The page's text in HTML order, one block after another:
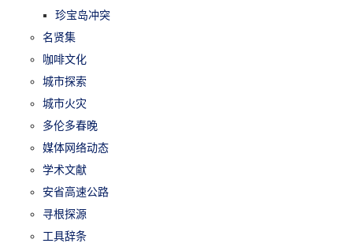
珍宝岛冲突
名贤集
咖啡文化
城市探索
城市火灾
多伦多春晚
媒体网络动态
学术文献
安省高速公路
寻根探源
工具辞条